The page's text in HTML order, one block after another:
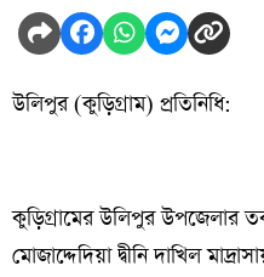
উলিপুর (কুড়িগ্রাম) প্রতিনিধি:
কুড়িগ্রামের উলিপুর উপজেলার
মোজাদ্দেদিয়া দ্বীনি দাখিল